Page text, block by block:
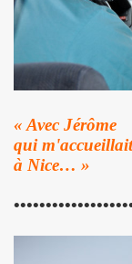
« Avec Jérôme
qui m'accueillait
à Nice… »
"AJASPHERE"
"I DIG
ALMOSNINO